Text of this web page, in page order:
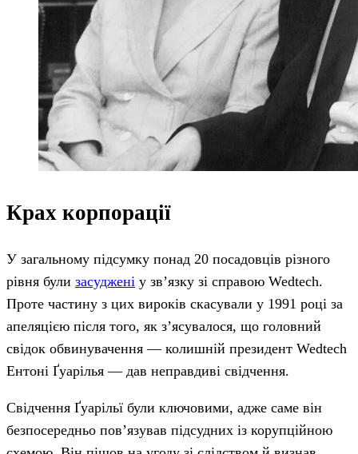
Крах корпорації
У загальному підсумку понад 20 посадовців різного
рівня були засуджені у зв’язку зі справою Wedtech.
Проте частину з цих вироків скасували у 1991 році за
апеляцією після того, як з’ясувалося, що головний
свідок обвинувачення — колишній президент Wedtech
Ентоні Ґуарілья — дав неправдиві свідчення.
Свідчення Ґуарільї були ключовими, адже саме він
безпосередньо пов’язував підсудних із корупційною